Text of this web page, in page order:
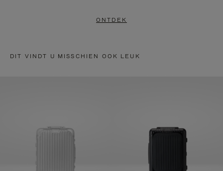
ONTDEK
DIT VINDT U MISSCHIEN OOK LEUK